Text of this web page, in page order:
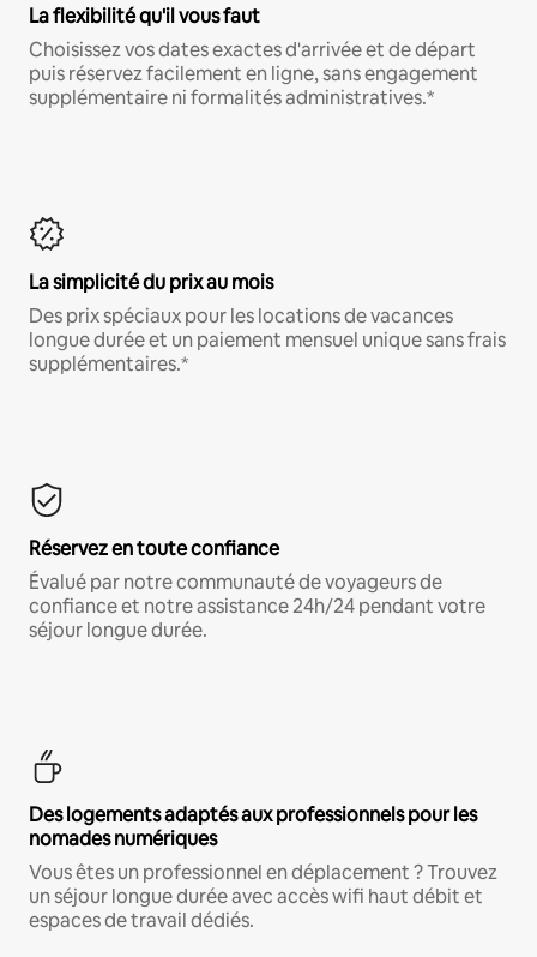
La flexibilité qu'il vous faut
Choisissez vos dates exactes d'arrivée et de départ
puis réservez facilement en ligne, sans engagement
supplémentaire ni formalités administratives.*
La simplicité du prix au mois
Des prix spéciaux pour les locations de vacances
longue durée et un paiement mensuel unique sans frais
supplémentaires.*
Réservez en toute confiance
Évalué par notre communauté de voyageurs de
confiance et notre assistance 24h/24 pendant votre
séjour longue durée.
Des logements adaptés aux professionnels pour les
nomades numériques
Vous êtes un professionnel en déplacement ? Trouvez
un séjour longue durée avec accès wifi haut débit et
espaces de travail dédiés.